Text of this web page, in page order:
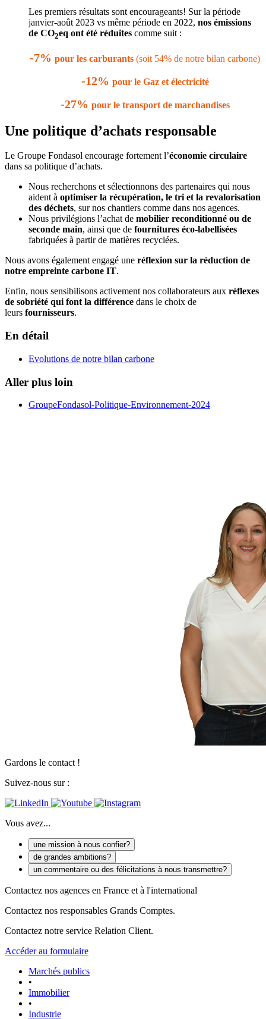
Les premiers résultats sont encourageants! Sur la période
janvier-août 2023 vs même période en 2022, nos émissions
de CO2eq ont été réduites comme suit :
-7% pour les carburants (soit 54% de notre bilan carbone)
-12% pour le Gaz et électricité
-27% pour le transport de marchandises
Une politique d’achats responsable
Le Groupe Fondasol encourage fortement l’économie circulaire
dans sa politique d’achats.
Nous recherchons et sélectionnons des partenaires qui nous
aident à optimiser la récupération, le tri et la revalorisation
des déchets, sur nos chantiers comme dans nos agences.
Nous privilégions l’achat de mobilier reconditionné ou de
seconde main, ainsi que de fournitures éco-labellisées
fabriquées à partir de matières recyclées.
Nous avons également engagé une réflexion sur la réduction de
notre empreinte carbone IT.
Enfin, nous sensibilisons activement nos collaborateurs aux réflexes
de sobriété qui font la différence dans le choix de
leurs fournisseurs.
En détail
Evolutions de notre bilan carbone
Aller plus loin
GroupeFondasol-Politique-Environnement-2024
Gardons le contact !
Suivez-nous sur :
Vous avez...
une mission à nous confier?
de grandes ambitions?
un commentaire ou des félicitations à nous transmettre?
Contactez nos agences en France et à l'international
Contactez nos responsables Grands Comptes.
Contactez notre service Relation Client.
Accéder au formulaire
Marchés publics
•
Immobilier
•
Industrie